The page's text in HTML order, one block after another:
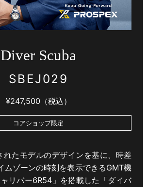
Diver Scuba
SBEJ029
¥247,500（税込）
コアショップ限定
れたモデルのデザインを基に、時差
ムゾーンの時刻を表示できるGMT機
リバー6R54」を搭載した「ダイバ